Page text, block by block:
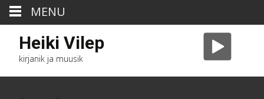
Heiki Vilep
kirjanik ja muusik
MENU